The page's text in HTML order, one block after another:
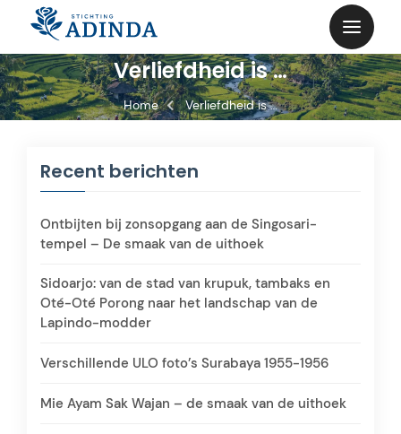
content
Verliefdheid is …
Home Verliefdheid is …
Recent berichten
Ontbijten bij zonsopgang aan de Singosari-
tempel – De smaak van de uithoek
Sidoarjo: van de stad van krupuk, tambaks en
Oté-Oté Porong naar het landschap van de
Lapindo-modder
Verschillende ULO foto’s Surabaya 1955-1956
Mie Ayam Sak Wajan – de smaak van de uithoek